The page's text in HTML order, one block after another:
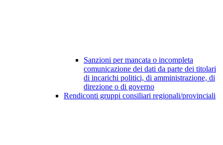
Sanzioni per mancata o incompleta
comunicazione dei dati da parte dei titolari
di incarichi politici, di amministrazione, di
direzione o di governo
Rendiconti gruppi consiliari regionali/provinciali